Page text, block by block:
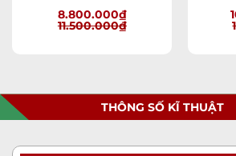
8.800.000₫
11.500.000₫
THÔNG SỐ KĨ THUẬT